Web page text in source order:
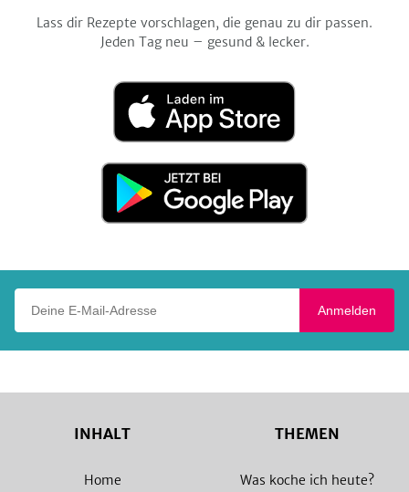
Lass dir Rezepte vorschlagen, die genau zu dir passen.
Jeden Tag neu – gesund & lecker.
Laden
im
App
Jetzt
Google
Anmelden
INHALT
Home
THEMEN
Was koche ich heute?